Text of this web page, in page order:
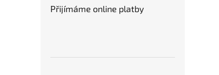
Přijímáme online platby